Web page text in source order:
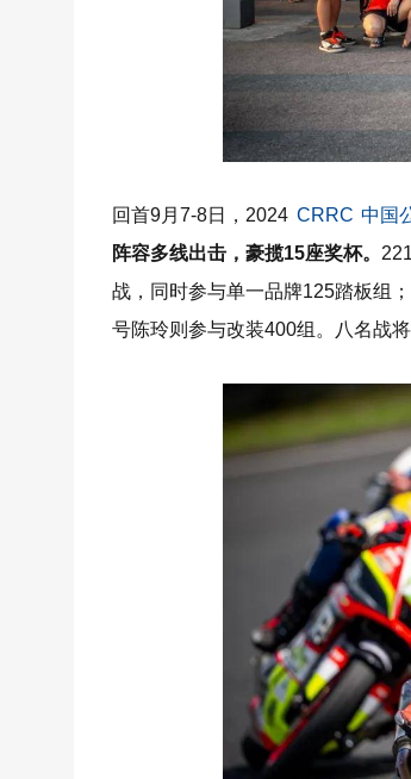
回首9月7-8日，2024 CRRC 中国
阵容多线出击，豪揽15座奖杯。
战，同时参与单一品牌125踏板组
号陈玲则参与改装400组。八名战